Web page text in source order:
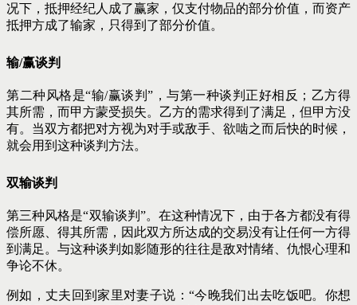
况下，抵押经纪人成了赢家，仅支付物品的部分价值，而资产
抵押方成了输家，只得到了部分价值。
输/赢谈判
第二种风格是“输/赢谈判”，与第一种谈判正好相反；乙方得
其所需，而甲方蒙受损失。乙方的需求得到了满足，但甲方没
有。当双方都把对方视为对手或敌手、欲啮之而后快的时候，
就会用到这种谈判方法。
双输谈判
第三种风格是“双输谈判”。在这种情况下，由于各方都没有得
偿所愿、得其所需，因此双方所达成的交易没有让任何一方得
到满足。与这种谈判如影随形的往往是敌对情绪、仇恨心理和
争论不休。
例如，丈夫回到家里对妻子说：“今晚我们出去吃饭吧。你想